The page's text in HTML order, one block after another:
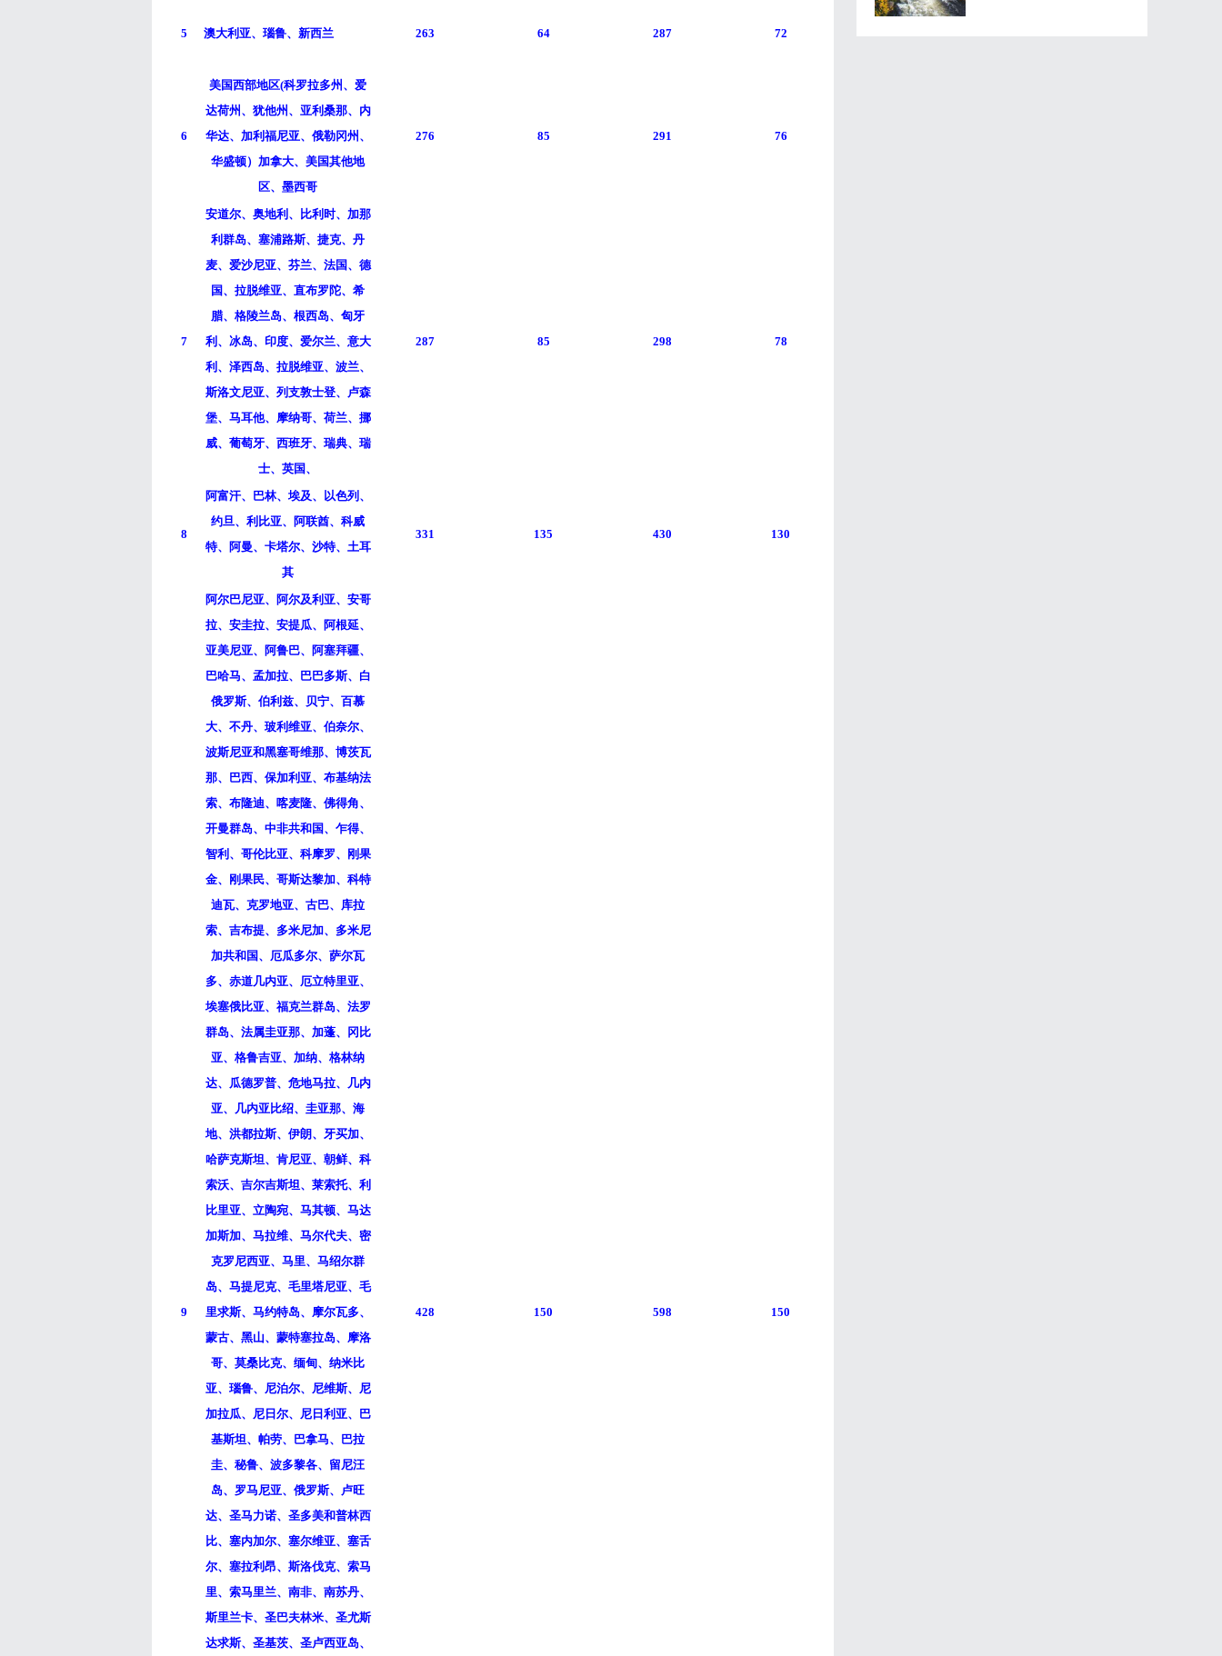
5 澳大利亚、瑙鲁、新西兰 263 64 287 72
6
美国西部地区(科罗拉多州、爱
达荷州、犹他州、亚利桑那、内
华达、加利福尼亚、俄勒冈州、
华盛顿）加拿大、美国其他地
区、墨西哥
276 85 291 76
7
安道尔、奥地利、比利时、加那
利群岛、塞浦路斯、捷克、丹
麦、爱沙尼亚、芬兰、法国、德
国、拉脱维亚、直布罗陀、希
腊、格陵兰岛、根西岛、匈牙
利、冰岛、印度、爱尔兰、意大
利、泽西岛、拉脱维亚、波兰、
斯洛文尼亚、列支敦士登、卢森
堡、马耳他、摩纳哥、荷兰、挪
威、葡萄牙、西班牙、瑞典、瑞
士、英国、
287 85 298 78
8
阿富汗、巴林、埃及、以色列、
约旦、利比亚、阿联酋、科威
特、阿曼、卡塔尔、沙特、土耳
其
331 135 430 130
9
阿尔巴尼亚、阿尔及利亚、安哥
拉、安圭拉、安提瓜、阿根延、
亚美尼亚、阿鲁巴、阿塞拜疆、
巴哈马、孟加拉、巴巴多斯、白
俄罗斯、伯利兹、贝宁、百慕
大、不丹、玻利维亚、伯奈尔、
波斯尼亚和黑塞哥维那、博茨瓦
那、巴西、保加利亚、布基纳法
索、布隆迪、喀麦隆、佛得角、
开曼群岛、中非共和国、乍得、
智利、哥伦比亚、科摩罗、刚果
金、刚果民、哥斯达黎加、科特
迪瓦、克罗地亚、古巴、库拉
索、吉布提、多米尼加、多米尼
加共和国、厄瓜多尔、萨尔瓦
多、赤道几内亚、厄立特里亚、
埃塞俄比亚、福克兰群岛、法罗
群岛、法属圭亚那、加蓬、冈比
亚、格鲁吉亚、加纳、格林纳
达、瓜德罗普、危地马拉、几内
亚、几内亚比绍、圭亚那、海
地、洪都拉斯、伊朗、牙买加、
哈萨克斯坦、肯尼亚、朝鲜、科
索沃、吉尔吉斯坦、莱索托、利
比里亚、立陶宛、马其顿、马达
加斯加、马拉维、马尔代夫、密
克罗尼西亚、马里、马绍尔群
岛、马提尼克、毛里塔尼亚、毛
里求斯、马约特岛、摩尔瓦多、
蒙古、黑山、蒙特塞拉岛、摩洛
哥、莫桑比克、缅甸、纳米比
亚、瑙鲁、尼泊尔、尼维斯、尼
加拉瓜、尼日尔、尼日利亚、巴
基斯坦、帕劳、巴拿马、巴拉
圭、秘鲁、波多黎各、留尼汪
岛、罗马尼亚、俄罗斯、卢旺
达、圣马力诺、圣多美和普林西
比、塞内加尔、塞尔维亚、塞舌
尔、塞拉利昂、斯洛伐克、索马
里、索马里兰、南非、南苏丹、
斯里兰卡、圣巴夫林米、圣尤斯
达求斯、圣基茨、圣卢西亚岛、
428 150 598 150